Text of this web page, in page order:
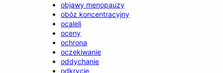
objawy menopauzy
obóz koncentracyjny
ocaleli
oceny
ochrona
oczekiwanie
oddychanie
odkrycie